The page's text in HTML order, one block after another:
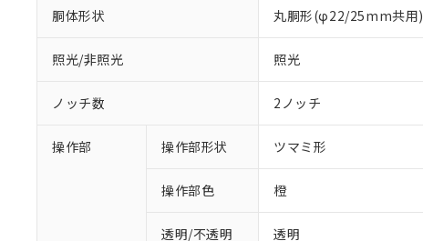
胴体形状 丸胴形(φ22/25mm共用)
照光/非照光 照光
ノッチ数 2ノッチ
操作部 操作部形状 ツマミ形
操作部色 橙
透明/不透明 透明